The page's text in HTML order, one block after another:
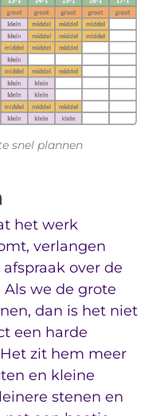
snel plannen
het werk
verlangen
afspraak over de
we de grote
dan is het niet
een harde
zit hem meer
en kleine
stenen en